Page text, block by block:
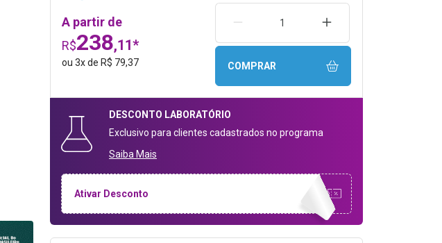
A partir de
R$238,11*
ou 3xde R$ 79,37
REMOVER UMA UNIDADEAUMENTAR UMA
COMPRAR
DESCONTO LABORATÓRIO
Exclusivo para clientes cadastrados no programa
Saiba Mais
Ativar Desconto